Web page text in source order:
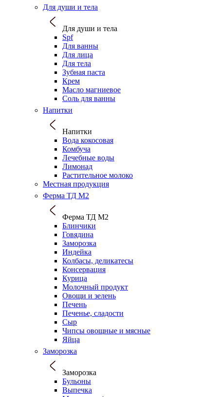
Для души и тела
Для души и тела
Spf
Для ванны
Для лица
Для тела
Зубная паста
Крем
Масло магниевое
Соль для ванны
Напитки
Напитки
Вода кокосовая
Комбуча
Лечебные воды
Лимонад
Растительное молоко
Местная продукция
Ферма ТД М2
Ферма ТД М2
Блинчики
Говядина
Заморозка
Индейка
Колбасы, деликатесы
Консервация
Курица
Молочный продукт
Овощи и зелень
Печень
Печенье, сладости
Сыр
Чипсы овощные и мясные
Яйца
Заморозка
Заморозка
Бульоны
Выпечка